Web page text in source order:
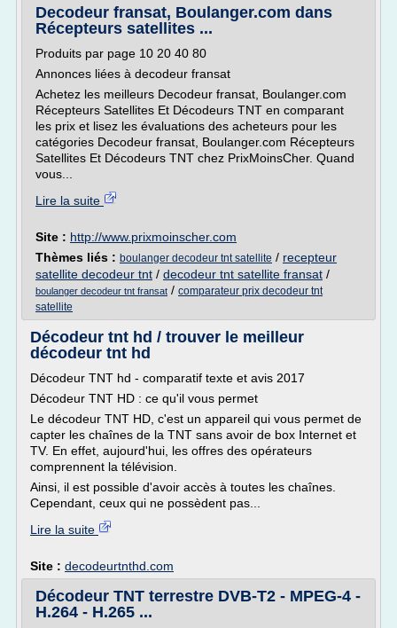
Decodeur fransat, Boulanger.com dans
Récepteurs satellites ...
Produits par page 10 20 40 80
Annonces liées à decodeur fransat
Achetez les meilleurs Decodeur fransat, Boulanger.com
Récepteurs Satellites Et Décodeurs TNT en comparant
les prix et lisez les évaluations des acheteurs pour les
catégories Decodeur fransat, Boulanger.com Récepteurs
Satellites Et Décodeurs TNT chez PrixMoinsCher. Quand
vous...
Lire la suite
Site : http://www.prixmoinscher.com
Thèmes liés : boulanger decodeur tnt satellite / recepteur
satellite decodeur tnt / decodeur tnt satellite fransat /
boulanger decodeur tnt fransat / comparateur prix decodeur tnt
satellite
Décodeur tnt hd / trouver le meilleur
décodeur tnt hd
Décodeur TNT hd - comparatif texte et avis 2017
Décodeur TNT HD : ce qu'il vous permet
Le décodeur TNT HD, c'est un appareil qui vous permet de
capter les chaînes de la TNT sans avoir de box Internet et
TV. En effet, aujourd'hui, les offres des opérateurs
comprennent la télévision.
Ainsi, il est possible d'avoir accès à toutes les chaînes.
Cependant, ceux qui ne possèdent pas...
Lire la suite
Site : decodeurtnthd.com
Décodeur TNT terrestre DVB-T2 - MPEG-4 -
H.264 - H.265 ...